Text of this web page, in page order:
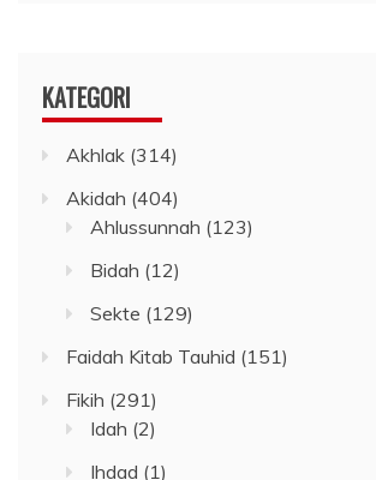
KATEGORI
Akhlak (314)
Akidah (404)
Ahlussunnah (123)
Bidah (12)
Sekte (129)
Faidah Kitab Tauhid (151)
Fikih (291)
Idah (2)
Ihdad (1)